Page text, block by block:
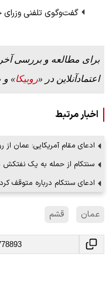
گفت‌وگوی تلفنی وزرای
برای مطالعه و بررسی
اعتمادآنلاین در «روبیکا» و
اخبار مرتبط
ادعای مقام آمریکایی: عمان از
سنتکام از حمله به یک نفتکش
ادعای سنتکام درباره متوقف
عمان قشم